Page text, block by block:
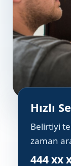
Hızlı
Belirtiyi
zaman
444 xx